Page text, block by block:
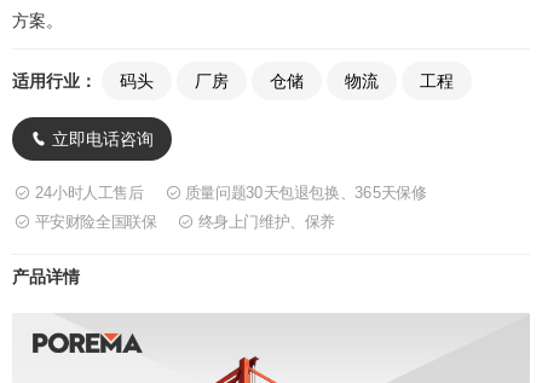
方案。
适用行业： 码头 厂房 仓储 物流 工程
 立即电话咨询
 24小时人工售后  质量问题30天包退包换、365天保修
 平安财险全国联保  终身上门维护、保养
产品详情